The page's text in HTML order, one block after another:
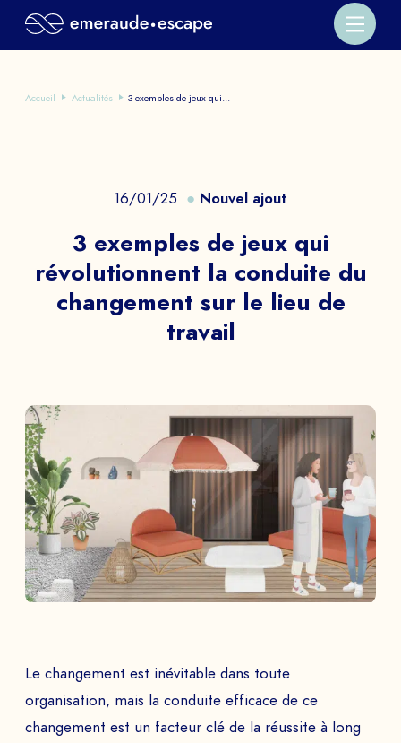
Accueil Actualités 3 exemples de jeux qui...
16/01/25 Nouvel ajout
3 exemples de jeux qui
révolutionnent la conduite du
changement sur le lieu de
travail
Le changement est inévitable dans toute
organisation, mais la conduite efficace de ce
changement est un facteur clé de la réussite à long